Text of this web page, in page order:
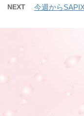
NEXT 今週から